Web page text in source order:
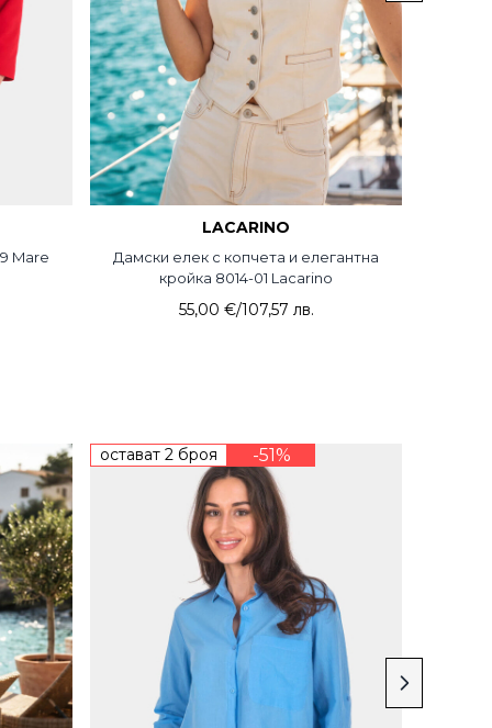
Mare
LACARINO
Дамски елек с копчета и елегантна
кройка 8014-01 Lacarino
55,00 €/107,57 лв.
остават 2 броя -51%